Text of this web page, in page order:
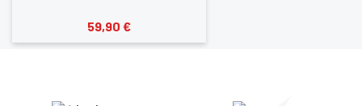
59,90 €